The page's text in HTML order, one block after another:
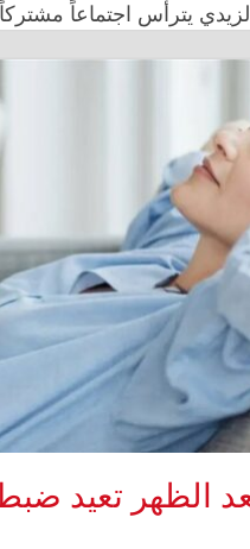
يترأس اجتماعاً مشتركاً
الجماعية.. الأمم
الظهر تعيد